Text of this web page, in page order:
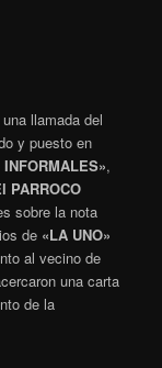
llamada del
y puesto en
,
PARROCO
sobre la nota
de «LA UNO»
al vecino de
una carta
de la